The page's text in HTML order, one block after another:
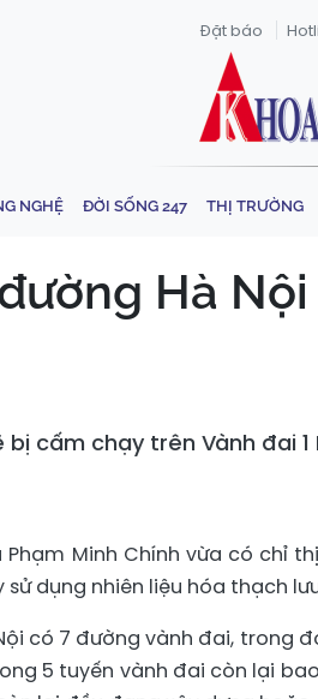
Đặt báo
NGHỆ ĐỜI SỐNG 247 THỊ TRƯỜNG
Hà
cấm chạy trên Vành đai
Phạm Minh Chính vừa có chỉ
dụng nhiên liệu hóa thạch
có 7 đường vành đai, trong
5 tuyến vành đai còn lại